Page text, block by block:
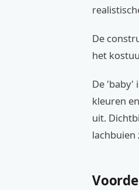
De
het
De 'baby'
kleuren
uit.
lachbuien